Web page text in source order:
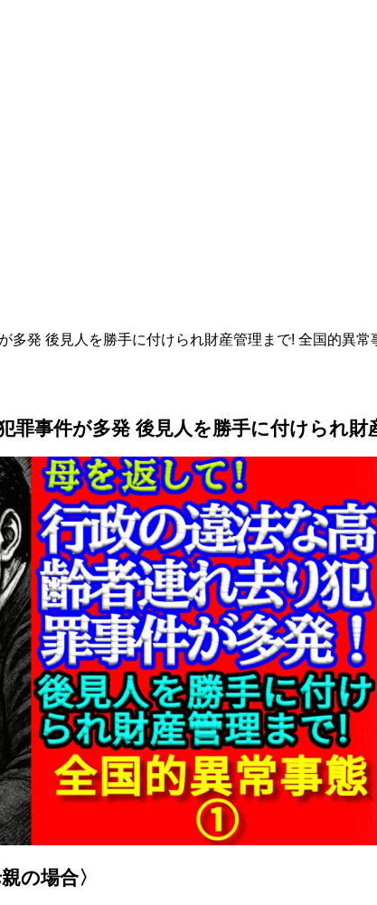
多発 後見人を勝手に付けられ財産管理まで! 全国的異
罪事件が多発 後見人を勝手に付けられ
の場合〉